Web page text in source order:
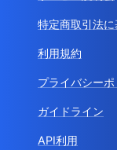
特定商取引法
利用規約
プライバシー
ガイドライン
API利用